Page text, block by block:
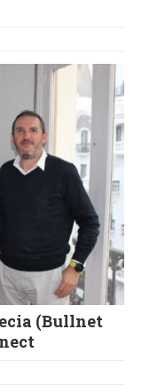
(Bullnet